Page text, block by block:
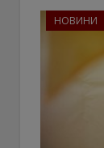
НОВИНИ